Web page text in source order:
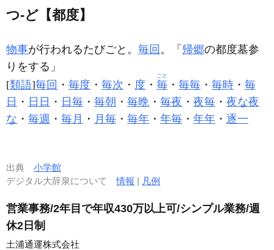
つ‐ど【都度】
物事が行われるたびごと。 毎回 。「 帰郷の都度墓参
りをする」
[類語]毎回 ・ 毎度 ・ 毎次 ・ 度 ・ 毎
ごと
・ 毎毎 ・ 毎時 ・ 毎
日 ・ 日日 ・ 日毎 ・ 毎朝 ・ 毎晩 ・ 毎夜 ・ 夜毎 ・ 夜な夜
な ・ 毎週 ・ 毎月 ・ 月毎 ・ 毎年 ・ 年毎 ・ 年年 ・ 逐一
出典 小学館
デジタル大辞泉について情報 | 凡例
営業事務/2年目で年収430万以上可/シンプル業務/週
休2日制
土浦通運株式会社